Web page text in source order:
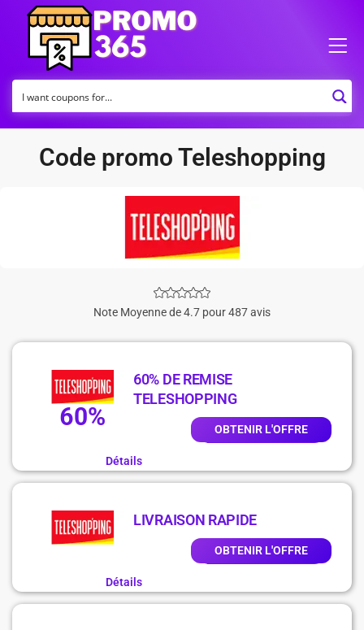
Code promo Teleshopping
Note Moyenne de 4.7 pour 487 avis
60%
60% DE REMISE
TELESHOPPING
OBTENIR L'OFFRE
Détails
LIVRAISON RAPIDE
OBTENIR L'OFFRE
Détails